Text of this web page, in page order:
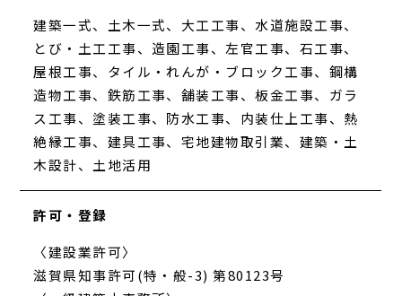
建築一式、土木一式、大工工事、水道施設工事、
とび・土工工事、造園工事、左官工事、石工事、
屋根工事、タイル・れんが・ブロック工事、鋼構
造物工事、鉄筋工事、舗装工事、板金工事、ガラ
ス工事、塗装工事、防水工事、内装仕上工事、熱
絶縁工事、建具工事、宅地建物取引業、建築・土
木設計、土地活用
許可・登録
〈建設業許可〉
滋賀県知事許可(特・般-3) 第80123号